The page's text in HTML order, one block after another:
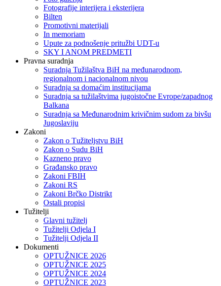
Fotografije interijera i eksterijera
Bilten
Promotivni materijali
In memoriam
Upute za podnošenje pritužbi UDT-u
SKY I ANOM PREDMETI
Pravna suradnja
Suradnja Tužilaštva BiH na međunarodnom,
regionalnom i nacionalnom nivou
Suradnja sa domaćim institucijama
Suradnja sa tužilaštvima jugoistočne Evrope/zapadnog
Balkana
Suradnja sa Međunarodnim krivičnim sudom za bivšu
Jugoslaviju
Zakoni
Zakon o Тužiteljstvu BiH
Zakon o Sudu BiH
Kazneno pravo
Građansko pravo
Zakoni FBIH
Zakoni RS
Zakoni Brčko Distrikt
Ostali propisi
Tužitelji
Glavni tužitelj
Tužitelji Odjela I
Tužitelji Odjela II
Dokumenti
OPTUŽNICE 2026
OPTUŽNICE 2025
OPTUŽNICE 2024
OPTUŽNICE 2023